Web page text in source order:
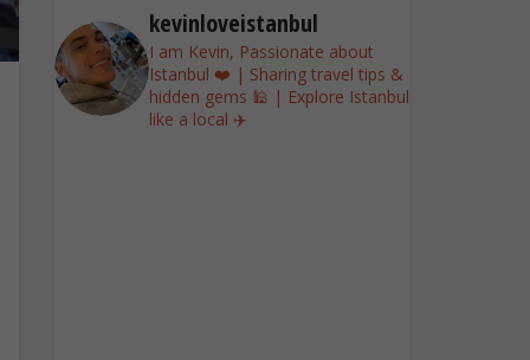
kevinloveistanbul
I am Kevin, Passionate about
Istanbul ❤️ | Sharing travel tips &
hidden gems 🕌 | Explore Istanbul
like a local ✈️